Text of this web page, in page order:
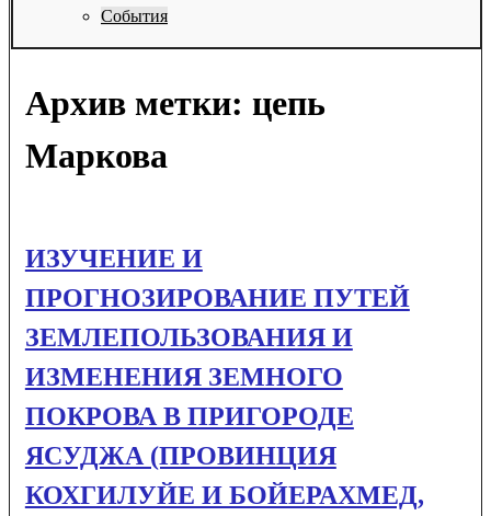
События
Архив метки: цепь
Маркова
ИЗУЧЕНИЕ И
ПРОГНОЗИРОВАНИЕ ПУТЕЙ
ЗЕМЛЕПОЛЬЗОВАНИЯ И
ИЗМЕНЕНИЯ ЗЕМНОГО
ПОКРОВА В ПРИГОРОДЕ
ЯСУДЖА (ПРОВИНЦИЯ
КОХГИЛУЙЕ И БОЙЕРАХМЕД,